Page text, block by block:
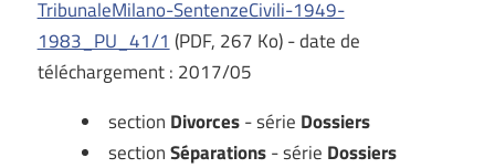
TribunaleMilano-SentenzeCivili-1949-
1983_PU_41/1 (PDF, 267 Ko) - date de
téléchargement : 2017/05
section Divorces- série Dossiers
sectionSéparations- série Dossiers